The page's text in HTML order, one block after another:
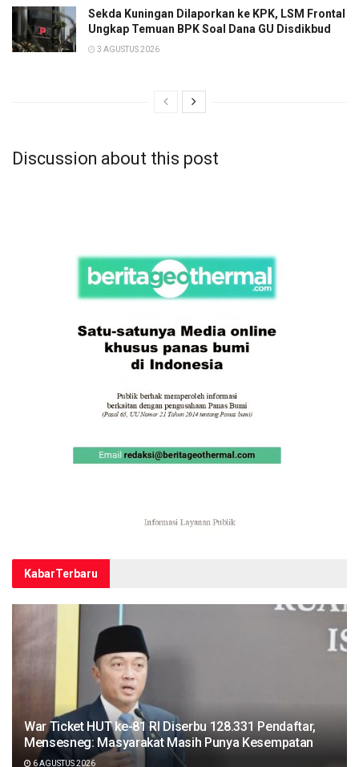
Sekda Kuningan Dilaporkan ke KPK, LSM Frontal
Ungkap Temuan BPK Soal Dana GU Disdikbud
3 AGUSTUS 2026
Discussion about this post
KabarTerbaru
War Ticket HUT ke-81 RI Diserbu 128.331 Pendaftar,
Mensesneg: Masyarakat Masih Punya Kesempatan
6 AGUSTUS 2026